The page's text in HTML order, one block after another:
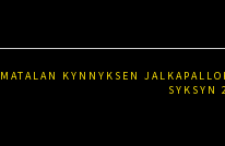
MATALAN KYNNYKSEN
SYKSYN